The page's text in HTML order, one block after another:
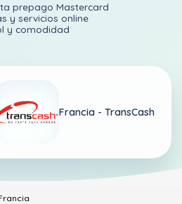
prepago Mastercard
y servicios online
y comodidad
Francia - TransCash